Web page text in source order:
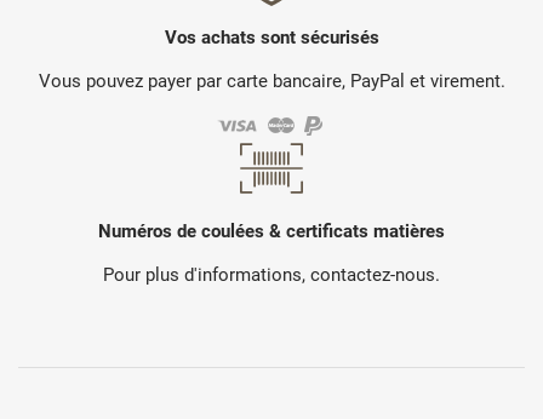
Vos achats sont sécurisés
Vous pouvez payer par carte bancaire, PayPal et virement.
Numéros de coulées & certificats matières
Pour plus d'informations, contactez-nous.